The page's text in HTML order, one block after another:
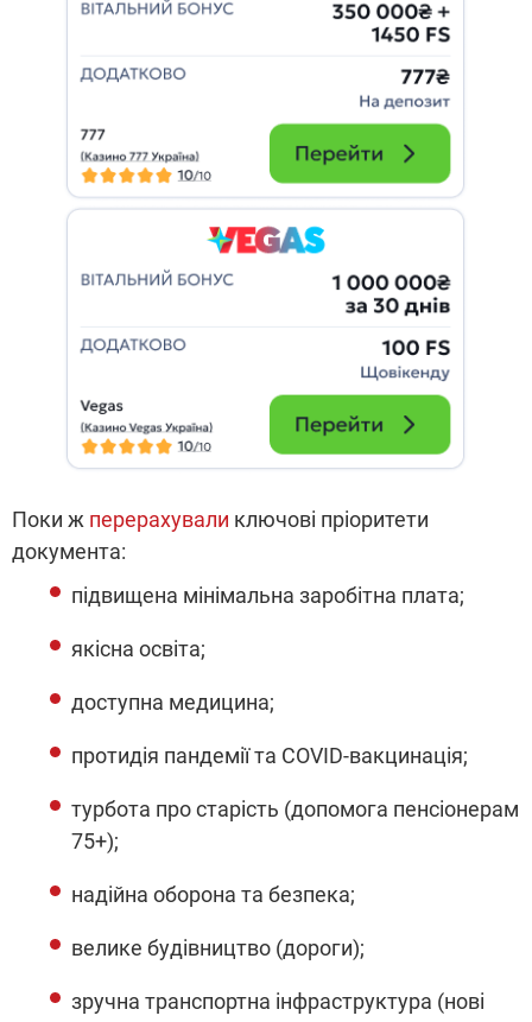
Поки ж перерахували ключові пріоритети
документа:
підвищена мінімальна заробітна плата;
якісна освіта;
доступна медицина;
протидія пандемії та COVID-вакцинація;
турбота про старість (допомога пенсіонерам
75+);
надійна оборона та безпека;
велике будівництво (дороги);
зручна транспортна інфраструктура (нові